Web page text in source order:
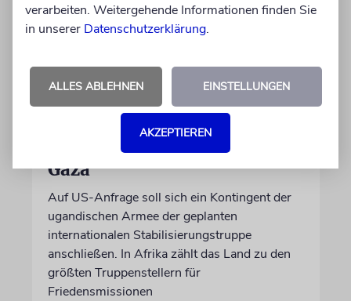
Ugandas Parlament billigt
Truppenentsendung nach
Gaza
Auf US-Anfrage soll sich ein Kontingent der
ugandischen Armee der geplanten
internationalen Stabilisierungstruppe
anschließen. In Afrika zählt das Land zu den
größten Truppenstellern für
Friedensmissionen
verarbeiten. Weitergehende Informationen finden Sie
in unserer Datenschutzerklärung.
ALLES ABLEHNEN EINSTELLUNGEN
AKZEPTIEREN